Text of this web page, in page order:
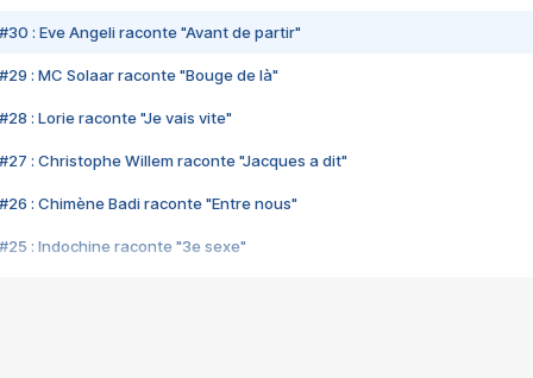
#30 : Eve Angeli raconte "Avant de partir"
#29 : MC Solaar raconte "Bouge de là"
#28 : Lorie raconte "Je vais vite"
#27 : Christophe Willem raconte "Jacques a dit"
#26 : Chimène Badi raconte "Entre nous"
#25 : Indochine raconte "3e sexe"